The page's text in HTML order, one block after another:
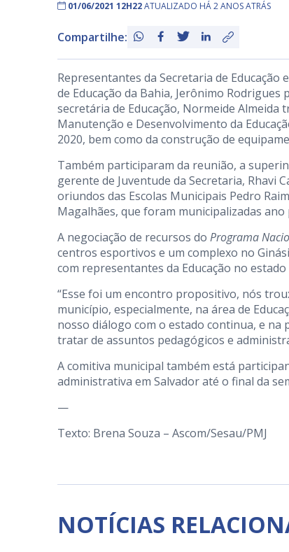
01/06/2021 12H22ATUALIZADO HÁ 2 ANOS ATRÁS
Compartilhe:
Representantes da Secretaria de Educação
de Educação da Bahia, Jerônimo
secretária de Educação, Normeide Almeida
Manutenção e Desenvolvimento da
2020, bem como da construção de
Também participaram da reunião, a
gerente de Juventude da Secretaria, Rhavi
oriundos das Escolas Municipais Pedro
Magalhães, que foram municipalizadas
A negociação de recursos do Programa
centros esportivos e um complexo no
com representantes da Educação no estado
“Esse foi um encontro propositivo, nós
município, especialmente, na área de
nosso diálogo com o estado continua, e
tratar de assuntos pedagógicos e
A comitiva municipal também está
administrativa em Salvador até o final da
—
Texto: Brena Souza – Ascom/Sesau/PMJ
NOTÍCIAS